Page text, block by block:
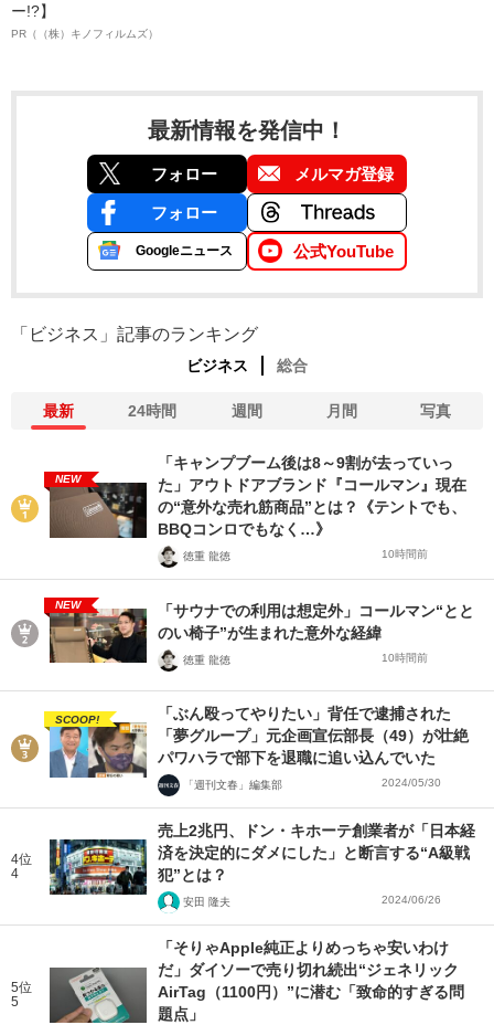
ー!?】
PR（（株）キノフィルムズ）
最新情報を発信中！
フォロー メルマガ登録
フォロー
Googleニュース 公式YouTube
「ビジネス」記事のランキング
ビジネス 総合
最新 24時間 週間 月間 写真
NEW
「キャンプブーム後は8～9割が去っていっ
た」アウトドアブランド『コールマン』現在
の“意外な売れ筋商品”とは？《テントでも、
BBQコンロでもなく…》
徳重 龍徳 10時間前
NEW
「サウナでの利用は想定外」コールマン“とと
のい椅子”が生まれた意外な経緯
徳重 龍徳 10時間前
SCOOP!
「ぶん殴ってやりたい」背任で逮捕された
「夢グループ」元企画宣伝部長（49）が壮絶
パワハラで部下を退職に追い込んでいた
「週刊文春」編集部 2024/05/30
4位
4
売上2兆円、ドン・キホーテ創業者が「日本経
済を決定的にダメにした」と断言する“A級戦
犯”とは？
安田 隆夫 2024/06/26
5位
5
「そりゃApple純正よりめっちゃ安いわけ
だ」ダイソーで売り切れ続出“ジェネリック
AirTag（1100円）”に潜む「致命的すぎる問
題点」